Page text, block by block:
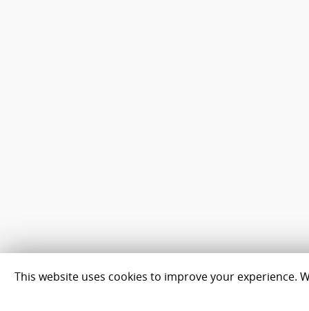
This website uses cookies to improve your experience.